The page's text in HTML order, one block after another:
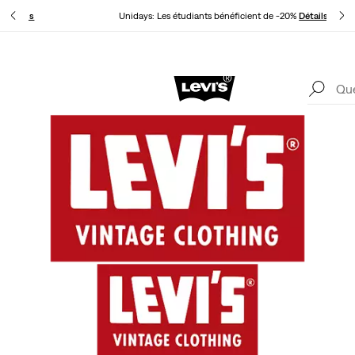
Détails Unidays: Les étudiants bénéficient de -20%Détails
Levi's App. Le meilleur de Levi’s®, sur mesure, spécialement pour vous.
Détails